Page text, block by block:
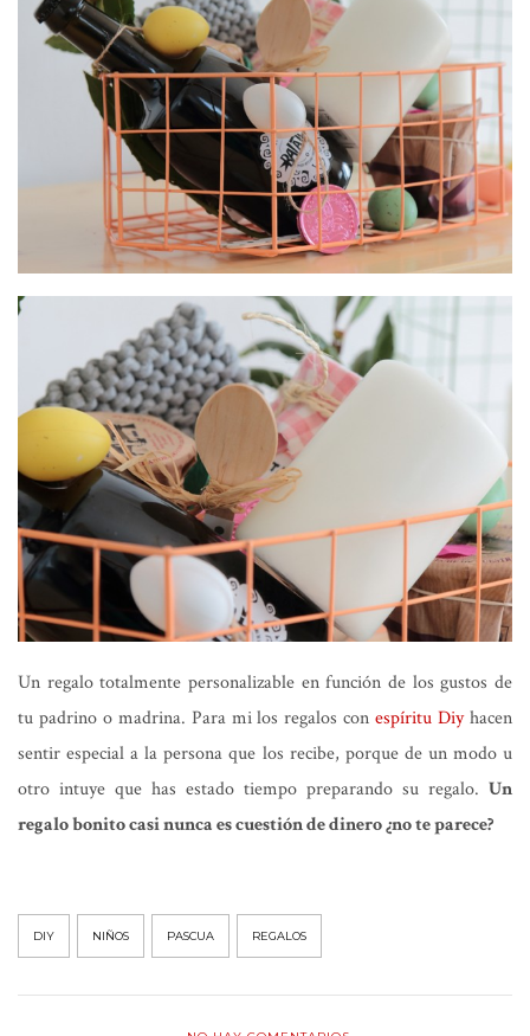
Un regalo totalmente personalizable en función de los gustos de
tu padrino o madrina. Para mi los regalos conespíritu Diyhacen
sentir especial a la persona que los recibe, porque de un modo u
otro intuye que has estado tiempo preparando su regalo. Un
regalo bonito casi nunca es cuestión de dinero ¿no te parece?
DIY NIÑOS PASCUA REGALOS